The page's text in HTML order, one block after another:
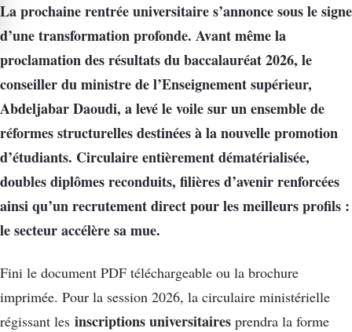
La prochaine rentrée universitaire s’annonce sous le signe
d’une transformation profonde. Avant même la
proclamation des résultats du baccalauréat 2026, le
conseiller du ministre de l’Enseignement supérieur,
Abdeljabar Daoudi, a levé le voile sur un ensemble de
réformes structurelles destinées à la nouvelle promotion
d’étudiants. Circulaire entièrement dématérialisée,
doubles diplômes reconduits, filières d’avenir renforcées
ainsi qu’un recrutement direct pour les meilleurs profils :
le secteur accélère sa mue.
Fini le document PDF téléchargeable ou la brochure
imprimée. Pour la session 2026, la circulaire ministérielle
régissant les inscriptions universitaires prendra la forme